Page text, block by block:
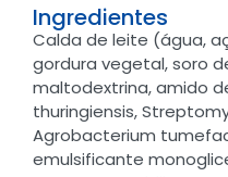
Ingredientes
Calda de leite (água,
gordura vegetal, soro
maltodextrina, amido
thuringiensis,
Agrobacterium
emulsificante